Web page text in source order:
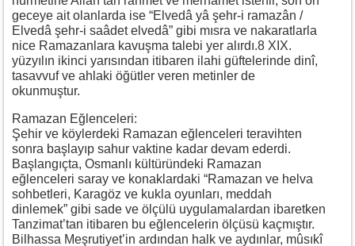
geceye ait olanlarda ise “Elvedâ yâ şehr-i ramazân /
Elvedâ şehr-i saâdet elvedâ” gibi mısra ve nakaratlarla
nice Ramazanlara kavuşma talebi yer alırdı.8 XIX.
yüzyılın ikinci yarısından itibaren ilahi güftelerinde dinî,
tasavvuf ve ahlaki öğütler veren metinler de
okunmuştur.
Ramazan Eğlenceleri:
Şehir ve köylerdeki Ramazan eğlenceleri teravihten
sonra başlayıp sahur vaktine kadar devam ederdi.
Başlangıçta, Osmanlı kültüründeki Ramazan
eğlenceleri saray ve konaklardaki “Ramazan ve helva
sohbetleri, Karagöz ve kukla oyunları, meddah
dinlemek” gibi sade ve ölçülü uygulamalardan ibaretken
Tanzimat’tan itibaren bu eğlencelerin ölçüsü kaçmıştır.
Bilhassa Meşrutiyet’in ardından halk ve aydınlar, mûsıkî